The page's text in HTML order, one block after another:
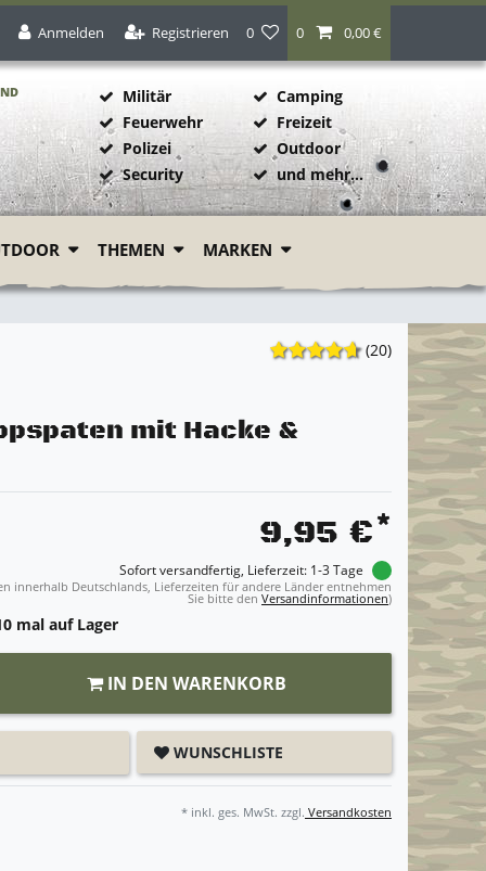
Anmelden Registrieren 0 0 0,00 €
Militär
Feuerwehr
Polizei
Security
Camping
Freizeit
Outdoor
und mehr...
THEMEN MARKEN
(20)
mit Hacke &
9,95 €*
Sofort versandfertig, Lieferzeit: 1-3 Tage
innerhalb Deutschlands, Lieferzeiten für andere Länder entnehmen
Sie bitte den Versandinformationen)
mal auf Lager
IN DEN WARENKORB
WUNSCHLISTE
* inkl. ges. MwSt. zzgl. Versandkosten